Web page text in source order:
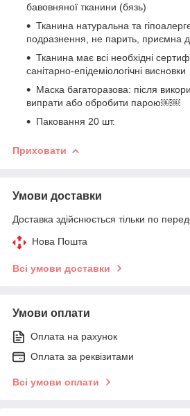
бавовняної тканини (бязь)
Тканина натуральна та
подразнення, не парить, приємна
Тканина має всі необхідні
санітарно-епідеміологічні висновки
Маска багаторазова: після
випрати або обробити парою￼￼
Паковання 20 шт.
Приховати
Умови доставки
Доставка здійснюється тільки по
Нова Пошта
Всі умови доставки
Умови оплати
Оплата на рахунок
Оплата за реквізитами
Всі умови оплати